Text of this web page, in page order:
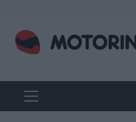
content
PRIMARY
MENU